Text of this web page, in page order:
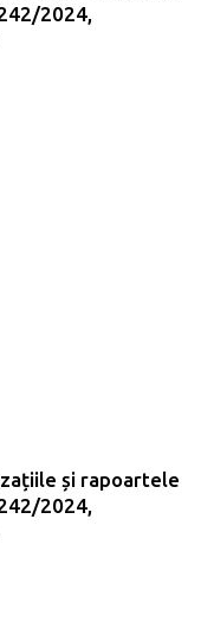
2024,
și rapoartele
2024,